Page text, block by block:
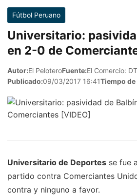
Fútbol Peruano
Universitario:
en 2-0 de
Autor:El PeloteroFuente:El Comercio: DT
Publicado:09/03/2017 16:41Tiempo
Universitario de Deportes se fue
partido contra Comerciantes
contra y ninguno a favor.